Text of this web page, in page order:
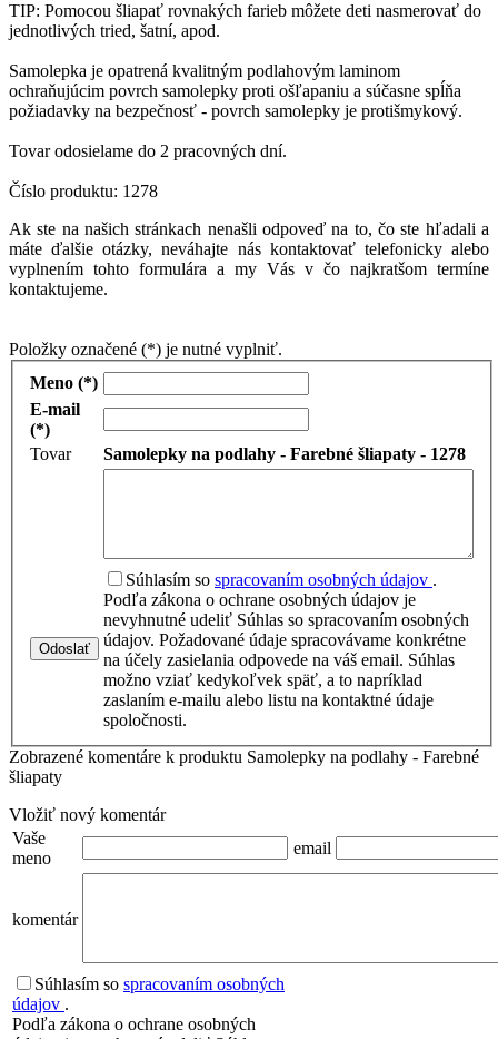
TIP: Pomocou šliapať rovnakých farieb môžete deti nasmerovať do
jednotlivých tried, šatní, apod.
Samolepka je opatrená kvalitným podlahovým laminom
ochraňujúcim povrch samolepky proti ošľapaniu a súčasne spĺňa
požiadavky na bezpečnosť - povrch samolepky je protišmykový.
Tovar odosielame do 2 pracovných dní.
Číslo produktu: 1278
Ak ste na našich stránkach nenašli odpoveď na to, čo ste hľadali a
máte ďalšie otázky, neváhajte nás kontaktovať telefonicky alebo
vyplnením tohto formulára a my Vás v čo najkratšom termíne
kontaktujeme.
Položky označené (*) je nutné vyplniť.
Meno (*)
E-mail
(*)
Tovar
Samolepky na podlahy - Farebné šliapaty - 1278
Odoslať
Súhlasím so spracovaním osobných údajov .
Podľa zákona o ochrane osobných údajov je
nevyhnutné udeliť Súhlas so spracovaním osobných
údajov. Požadované údaje spracovávame konkrétne
na účely zasielania odpovede na váš email. Súhlas
možno vziať kedykoľvek späť, a to napríklad
zaslaním e-mailu alebo listu na kontaktné údaje
spoločnosti.
Zobrazené komentáre k produktu Samolepky na podlahy - Farebné
šliapaty
Vložiť nový komentár
Vaše
meno
email
komentár
Súhlasím so spracovaním osobných
údajov .
Podľa zákona o ochrane osobných